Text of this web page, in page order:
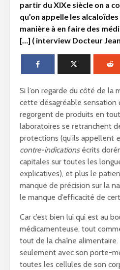
partir du XIXe siècle on a
qu’on appelle les
manière à en faire des
[…] ( interview Docteur
Si l’on regarde du côté de la
cette désagréable sensation
regorgent de produits en
laboratoires se retranchent
protections (qu’ils appellent
contre-indicationsécrits
capitales sur toutes les
explicatives), et plus le
manque de précision sur la
le manque d’efficacité de
Car c’est bien lui qui est au
médicamenteuse, tout
tout de la chaîne alimentaire.
seulement avec son porte-
toutes les cellules de son